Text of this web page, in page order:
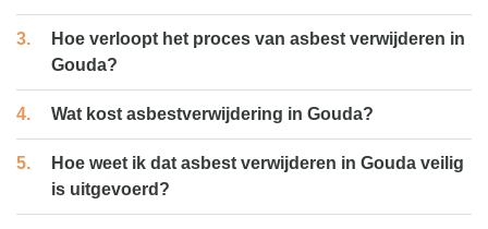
Hoe verloopt het proces van asbest verwijderen in
Gouda?
Wat kost asbestverwijdering in Gouda?
Hoe weet ik dat asbest verwijderen in Gouda veilig
is uitgevoerd?